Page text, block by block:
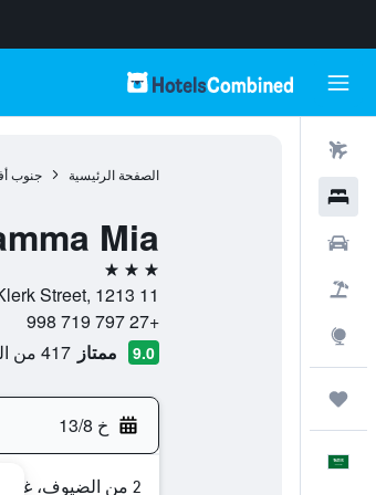
الصفحة الرئيسية جنوب
Mia
3 نجوم
11 De Klerk Street, 1213, نلسبروت, محافظة مبومالانجا, جنوب أفريقيا
+27 797 719 998
9.0 ممتاز 417 من التقييمات تم التحقق منها
خ 13/8
2 من الضيوف، غرفة واحدة